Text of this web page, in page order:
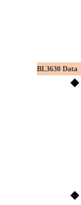
BL3630 Data